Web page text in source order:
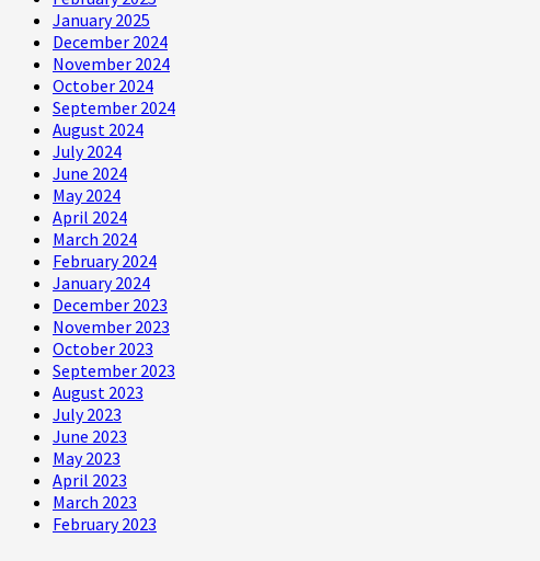
January 2025
December 2024
November 2024
October 2024
September 2024
August 2024
July 2024
June 2024
May 2024
April 2024
March 2024
February 2024
January 2024
December 2023
November 2023
October 2023
September 2023
August 2023
July 2023
June 2023
May 2023
April 2023
March 2023
February 2023